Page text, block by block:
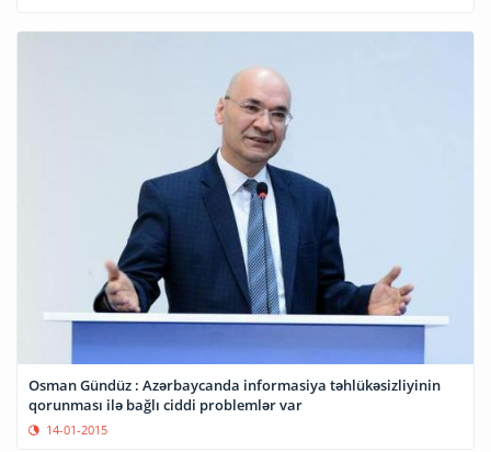
Osman Gündüz : Azərbaycanda informasiya təhlükəsizliyinin
qorunması ilə bağlı ciddi problemlər var
14-01-2015